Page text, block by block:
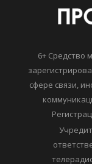
6+ Средство
сфере связи,